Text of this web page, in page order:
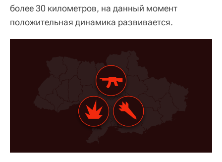
более 30 километров, на данный момент
положительная динамика развивается.